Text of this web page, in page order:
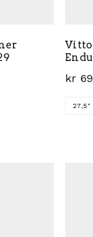
kr
27,5"